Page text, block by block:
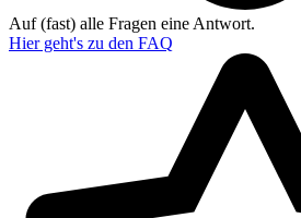
Auf (fast) alle Fragen eine Antwort.
Hier geht's zu den FAQ